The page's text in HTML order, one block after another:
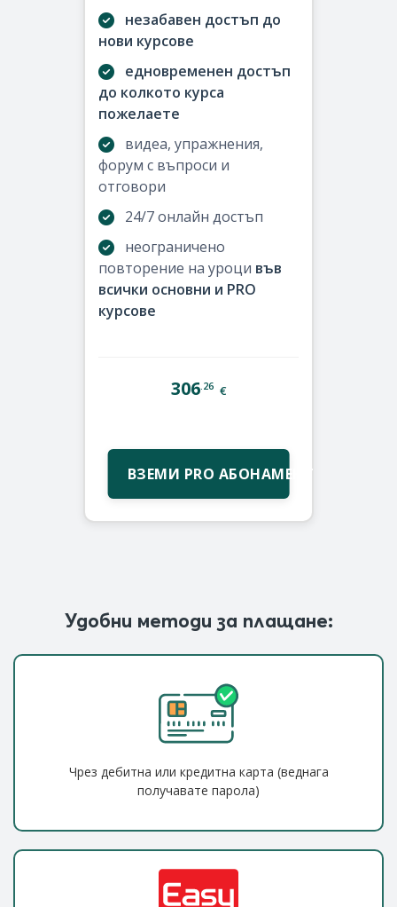
незабавен достъп до
нови курсове
едновременен достъп
до колкото курса
пожелаете
видеа, упражнения,
форум с въпроси и
отговори
24/7 онлайн достъп
неограничено
повторение на уроци във
всички основни и PRO
курсове
306 .26 €
ВЗЕМИ PRO АБОНАМЕНТ
Удобни методи за плащане:
Чрез дебитна или кредитна карта (веднага
получавате парола)